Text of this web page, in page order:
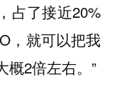
占了接近20%
，就可以把我
概2倍左右。”